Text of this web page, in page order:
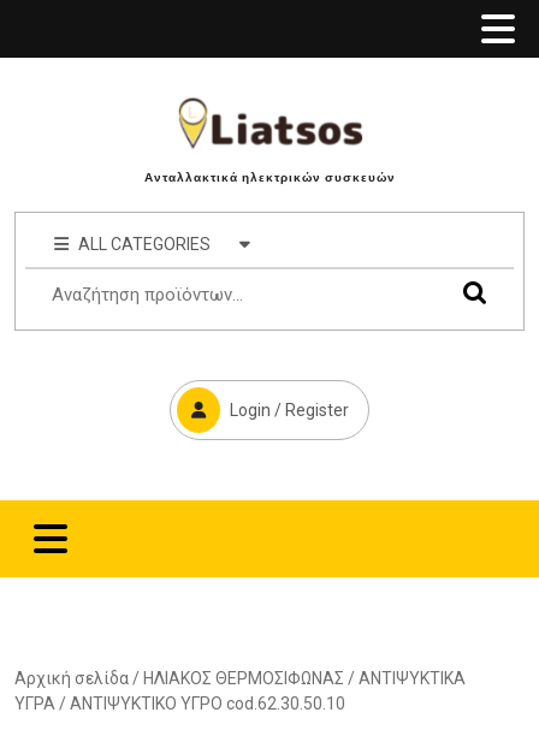
Ανταλλακτικά ηλεκτρικών συσκευών
ALL CATEGORIES
Login / Register
Αρχική σελίδα / ΗΛΙΑΚΟΣ ΘΕΡΜΟΣΙΦΩΝΑΣ /ΑΝΤΙΨΥΚΤΙΚΑ
ΥΓΡΑ / ΑΝΤΙΨΥΚΤΙΚΟ ΥΓΡΟ cod.62.30.50.10